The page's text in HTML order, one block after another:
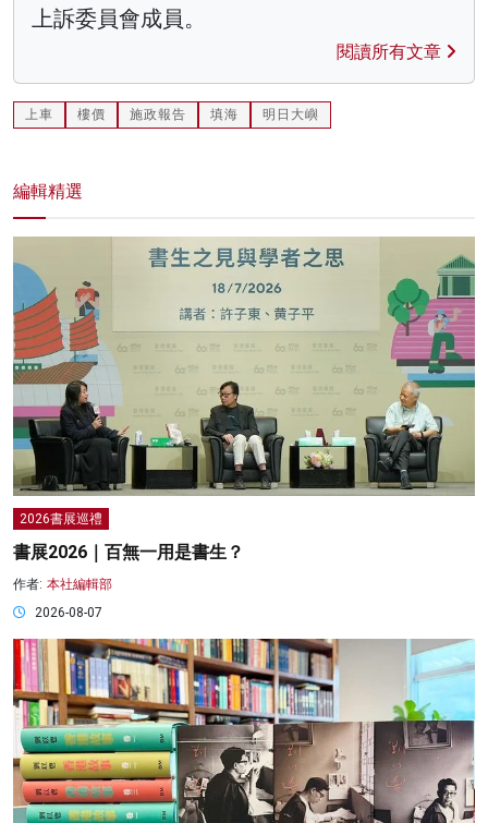
上訴委員會成員。
閱讀所有文章
上車 樓價 施政報告 填海 明日大嶼
編輯精選
2026書展巡禮
書展2026｜百無一用是書生？
作者: 本社編輯部
2026-08-07